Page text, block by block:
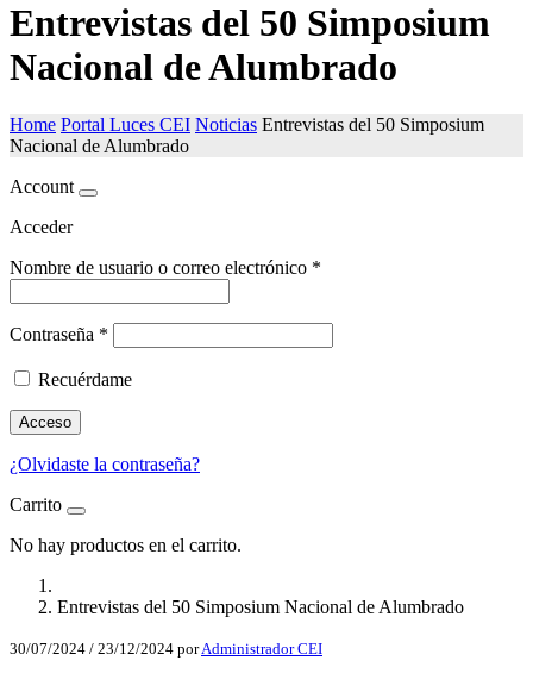
Entrevistas del 50 Simposium
Nacional de Alumbrado
Home Portal Luces CEI Noticias Entrevistas del 50 Simposium
Nacional de Alumbrado
Account
Acceder
Nombre de usuario o correo electrónico *
Contraseña *
Recuérdame
Acceso
¿Olvidaste la contraseña?
Carrito
No hay productos en el carrito.
Entrevistas del 50 Simposium Nacional de Alumbrado
30/07/2024 / 23/12/2024 porAdministrador CEI